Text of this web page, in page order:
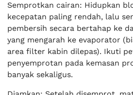
Semprotkan cairan: Hidupkan
kecepatan paling rendah, lalu
pembersih secara bertahap ke
yang mengarah ke evaporator
area filter kabin dilepas). Ikuti
penyemprotan pada kemasan
banyak sekaligus.